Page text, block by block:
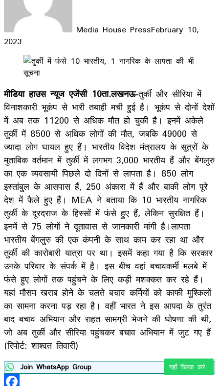
Media House PressFebruary 10,
2023
Facebook
LinkedIn
WhatsApp
Telegram
मीडिया हाउस न्यूज एजेंसी 10ता.लखनऊ-तुर्की और सीरिया में
विनाशकारी भूकंप से भारी तबाही मची हुई है। भूकंप से दोनों देशों
में अब तक 11200 से अधिक मौत हो चुकी है। इनमें अकेले
तुर्की में 8500 से अधिक लोगों की मौत, जबकि 49000 से
ज्यादा लोग घायल हुए हैं। भारतीय विदेश मंत्रालय के सूत्रों के
मुताबिक वर्तमान में तुर्की में लगभग 3,000 भारतीय हैं और बेंगलुरु
का एक व्यवसायी पिछले दो दिनों से लापता है। 850 लोग
इस्तांबुल के आसपास हैं, 250 अंकारा में हैं और बाकी लोग पूरे
देश में फैले हुए हैं। MEA ने बताया कि 10 भारतीय नागरिक
तुर्की के दूरदराज के हिस्सों में फंसे हुए हैं, लेकिन सुरक्षित हैं।
इनमें से 75 लोगों ने दूतावास से जानकारी मांगी है।लापता
भारतीय बेंगलुरु की एक कंपनी के साथ काम कर रहा था और
तुर्की की कारोबारी यात्रा पर था। इसमें कहा गया है कि सरकार
उनके परिवार के संपर्क में है। इस बीच वहां बचावकर्मी मलबे में
फंसे हुए लोगों तक पहुंचने के लिए कड़ी मशक्कत कर रहे हैं।
यहां मौसम खराब होने के चलते बचाव कर्मियों को काफी मुश्किलों
का सामना करना पड़ रहा है। वहीं भारत ने इस आपदा के तुरंत
बाद बचाव अभियान और राहत सामग्री भेजने की घोषणा की थी,
जो अब तुर्की और सीरिया पहुंचकर बचाव अभियान में जुट गए हैं
(रिपोर्ट: शाश्वत तिवारी)
Join WhatsApp Group यहाँ क्लिक करे